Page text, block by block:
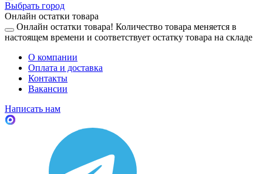
Выбрать город
Онлайн остатки товара
Онлайн остатки товара! Количество товара меняется в
настоящем времени и соответствует остатку товара на складе
О компании
Оплата и доставка
Контакты
Вакансии
Написать нам